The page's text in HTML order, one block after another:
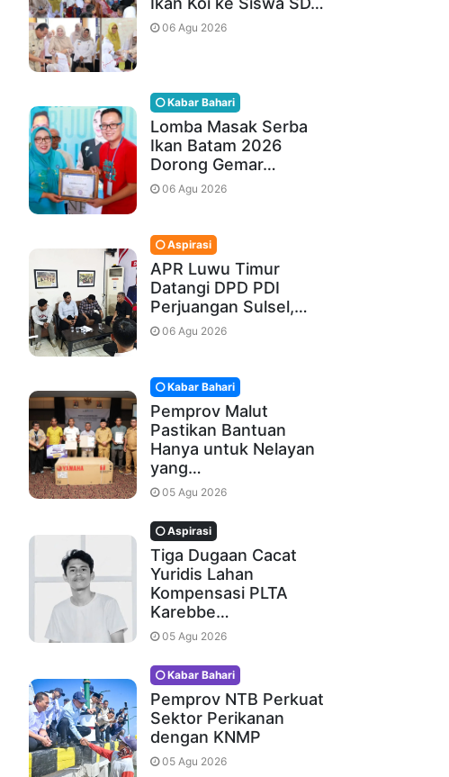
06 Agu 2026
Kabar Bahari
Lomba Masak Serba
Ikan Batam 2026
Dorong Gemar…
06 Agu 2026
Aspirasi
APR Luwu Timur
Datangi DPD PDI
Perjuangan Sulsel,…
06 Agu 2026
Kabar Bahari
Pemprov Malut
Pastikan Bantuan
Hanya untuk Nelayan
yang…
05 Agu 2026
Aspirasi
Tiga Dugaan Cacat
Yuridis Lahan
Kompensasi PLTA
Karebbe…
05 Agu 2026
Kabar Bahari
Pemprov NTB Perkuat
Sektor Perikanan
dengan KNMP
05 Agu 2026